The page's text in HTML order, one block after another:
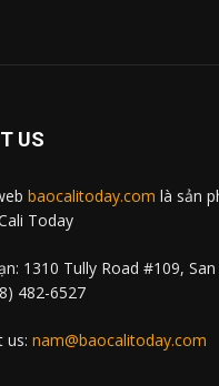
US
baocalitoday.com là sản
Today
1310 Tully Road #109, San
482-6527
us: nam@baocalitoday.com